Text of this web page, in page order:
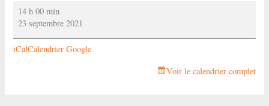
Art
Floral
14 h 00 min
23 septembre 2021
iCalCalendrier Google
Voir le calendrier complet